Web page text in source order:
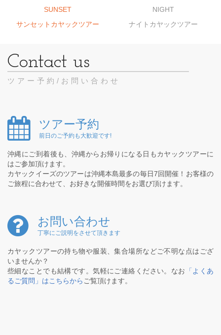
SUNSET
サンセットカヤックツアー
NIGHT
ナイトカヤックツアー
ツアー予約/お問い合わせ
ツアー予約
前日のご予約も大歓迎です!
沖縄にご到着後も、沖縄からお帰りになる日もカヤックツアーに
はご参加頂けます。
カヤックイーズのツアーは沖縄本島最多の毎日7回開催！お客様の
ご旅程に合わせて、お好きな開催時間をお選び頂けます。
お問い合わせ
丁寧にご説明をさせて頂きます
カヤックツアーの持ち物や服装、集合場所などご不明な点はござ
いませんか？
些細なことでも結構です。気軽にご連絡ください。なお
「よくあ
るご質問」はこちらから ご覧頂けます。